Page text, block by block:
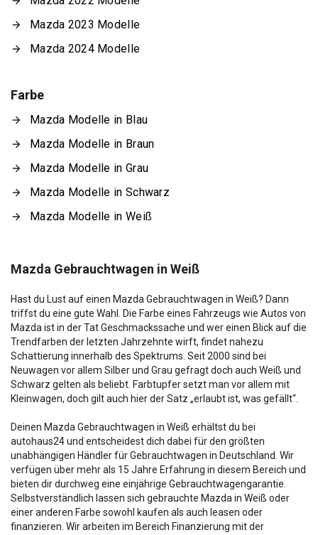
Mazda 2023 Modelle
Mazda 2024 Modelle
Farbe
Mazda Modelle in Blau
Mazda Modelle in Braun
Mazda Modelle in Grau
Mazda Modelle in Schwarz
Mazda Modelle in Weiß
Mazda Gebrauchtwagen in Weiß
Hast du Lust auf einen Mazda Gebrauchtwagen in Weiß? Dann
triffst du eine gute Wahl. Die Farbe eines Fahrzeugs wie Autos von
Mazda ist in der Tat Geschmackssache und wer einen Blick auf die
Trendfarben der letzten Jahrzehnte wirft, findet nahezu
Schattierung innerhalb des Spektrums. Seit 2000 sind bei
Neuwagen vor allem Silber und Grau gefragt doch auch Weiß und
Schwarz gelten als beliebt. Farbtupfer setzt man vor allem mit
Kleinwagen, doch gilt auch hier der Satz „erlaubt ist, was gefällt“.
Deinen Mazda Gebrauchtwagen in Weiß erhältst du bei
autohaus24 und entscheidest dich dabei für den größten
unabhängigen Händler für Gebrauchtwagen in Deutschland. Wir
verfügen über mehr als 15 Jahre Erfahrung in diesem Bereich und
bieten dir durchweg eine einjährige Gebrauchtwagengarantie.
Selbstverständlich lassen sich gebrauchte Mazda in Weiß oder
einer anderen Farbe sowohl kaufen als auch leasen oder
finanzieren. Wir arbeiten im Bereich Finanzierung mit der